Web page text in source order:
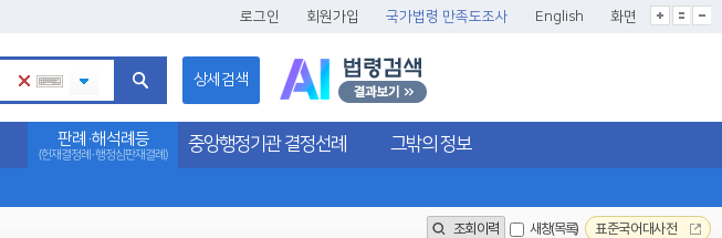
로그인 회원가입 국가법령 만족도조사 English 화면
글씨크기확대
글씨크기확대초기화
글씨크기축소
상세검색
판례·해석례등
(헌재결정례·행정심판재결례)
중앙행정기관 결정선례 그밖의 정보
조회이력 새창(목록) 표준국어대사전